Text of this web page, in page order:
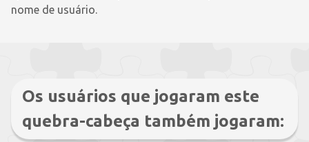
nome de usuário.
Os usuários que jogaram este
quebra-cabeça também jogaram: